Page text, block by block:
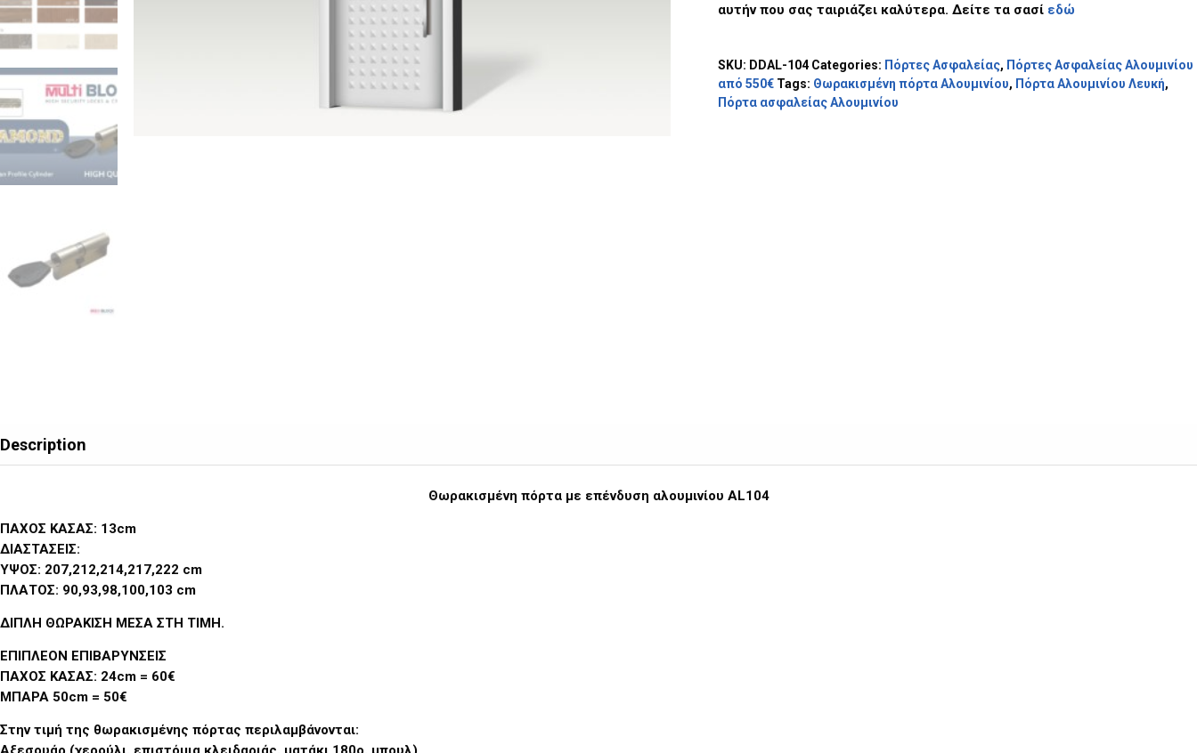
αυτήν που σας ταιριάζει καλύτερα. Δείτε τα σασί εδώ
SKU: DDAL-104 Categories: Πόρτες Ασφαλείας, Πόρτες Ασφαλείας Αλουμινίου
από 550€ Tags: Θωρακισμένη πόρτα Αλουμινίου, Πόρτα Αλουμινίου Λευκή,
Πόρτα ασφαλείας Αλουμινίου
Description
Θωρακισμένη πόρτα με επένδυση αλουμινίου AL104
ΠΑΧΟΣ ΚΑΣΑΣ: 13cm
ΔΙΑΣΤΑΣΕΙΣ:
ΥΨΟΣ: 207,212,214,217,222 cm
ΠΛΑΤΟΣ: 90,93,98,100,103 cm
ΔΙΠΛΗ ΘΩΡΑΚΙΣΗ ΜΕΣΑ ΣΤΗ ΤΙΜΗ.
ΕΠΙΠΛΕΟΝ ΕΠΙΒΑΡΥΝΣΕΙΣ
ΠΑΧΟΣ ΚΑΣΑΣ: 24cm = 60€
ΜΠΑΡΑ 50cm = 50€
Στην τιμή της θωρακισμένης πόρτας περιλαμβάνονται: